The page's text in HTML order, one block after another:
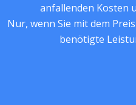
anfallenden Kosten
Nur, wenn Sie mit dem
benötigte